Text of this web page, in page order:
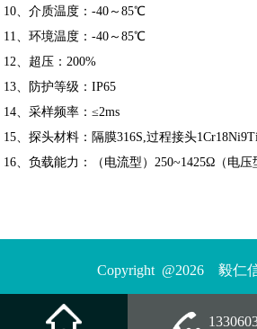
10、介质温度：-40～85℃
11、环境温度：-40～85℃
12、超压：200%
13、防护等级：IP65
14、采样频率：≤2ms
15、探头材料：隔膜316S,过程接头
16、负载能力：（电流型）250~1425Ω（电
Copyright @2026 毅仁